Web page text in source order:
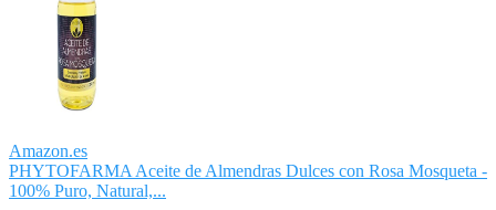
Amazon.es
PHYTOFARMA Aceite de Almendras Dulces con Rosa Mosqueta -
100% Puro, Natural,...